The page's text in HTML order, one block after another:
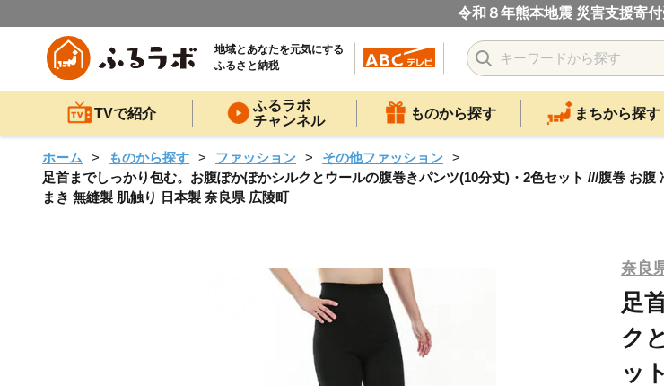
令和８年熊本地震 災害支援寄
地域とあなたを元気にする
ふるさと納税
TVで紹介
ふるラボ
チャンネル
ものから探す まちから探す
ホーム ものから探す ファッション
その他ファッション
足首までしっかり包む。お腹ぽかぽかシルクとウールの腹巻きパンツ(10分丈)・2色セット ///腹巻 お
まき 無縫製 肌触り 日本製 奈良県 広陵町
奈良
足
ク
ッ